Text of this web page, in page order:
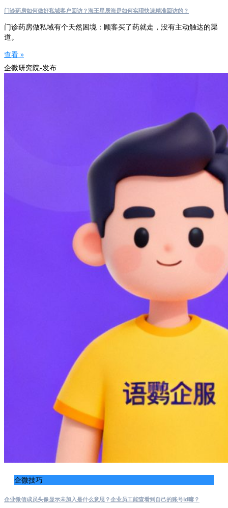
门诊药房如何做好私域客户回访？海王星辰海是如何实现快速精准回访的？
门诊药房做私域有个天然困境：顾客买了药就走，没有主动触达的渠
道。
查看 »
企微研究院-发布
企微技巧
企业微信成员头像显示未加入是什么意思？企业员工能查看到自己的账号id嘛？